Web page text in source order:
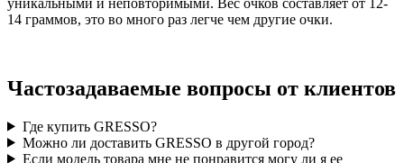
14 граммов, это во много раз легче чем другие очки.
Частозадаваемые вопросы от клиентов
Где купить GRESSO?
Можно ли доставить GRESSO в другой город?
Если модель товара мне не понравится могу ли я ее